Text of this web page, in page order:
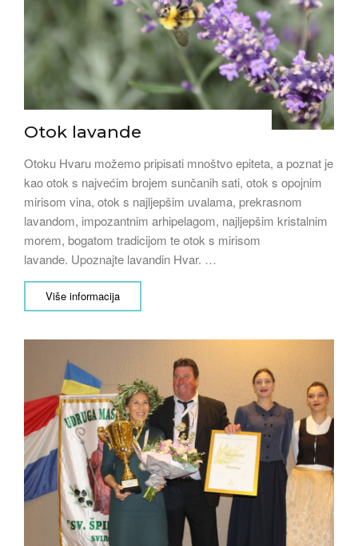
Otok lavande
Otoku Hvaru možemo pripisati mnoštvo epiteta, a poznat je
kao otok s najvećim brojem sunčanih sati, otok s opojnim
mirisom vina, otok s najljepšim uvalama, prekrasnom
lavandom, impozantnim arhipelagom, najljepšim kristalnim
morem, bogatom tradicijom te otok s mirisom
lavande. Upoznajte lavandin Hvar. …
Više informacija